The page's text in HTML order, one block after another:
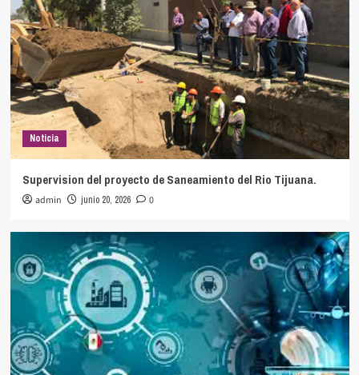
Noticia
Supervision del proyecto de Saneamiento del Rio Tijuana.
admin junio 20, 2026 0